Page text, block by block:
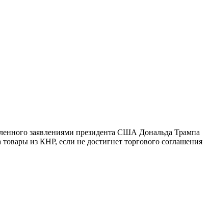
заявлениями президента США Дональда Трампа
из КНР, если не достигнет торгового соглашения